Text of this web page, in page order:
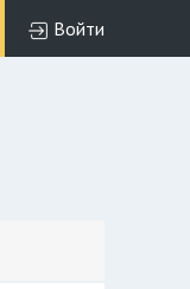
Войти